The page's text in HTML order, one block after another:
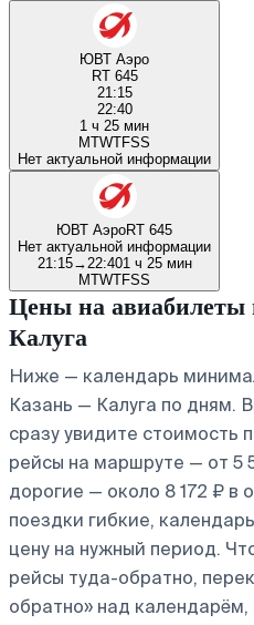
ЮВТ Аэро
RT 645
21:15
22:40
1 ч 25 мин
MTWTFSS
Нет актуальной информации
ЮВТ АэроRT 645
Нет актуальной информации
21:15→ 22:401 ч 25 мин
MTWTFSS
Цены на
Калуга
Ниже — календарь
Казань — Калуга по дням.
сразу увидите
рейсы на маршруте — от 5
дорогие — около 8 172 ₽ в
поездки гибкие,
цену на нужный период.
рейсы туда-обратно,
обратно» над